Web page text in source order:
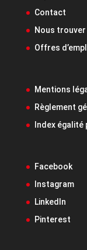
Contact
Nous trouver
Offres
Mentions
Règlement
Index
Facebook
Instagram
LinkedIn
Pinterest